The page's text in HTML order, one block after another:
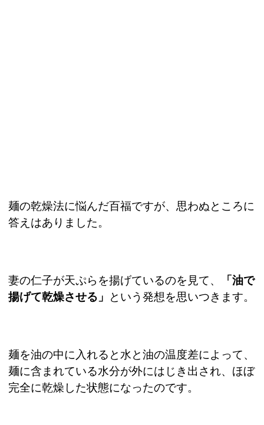
麺の乾燥法に悩んだ百福ですが、思わぬところに
答えはありました。
妻の仁子が天ぷらを揚げているのを見て、
「油で
揚げて乾燥させる」
という発想を思いつきます。
麺を油の中に入れると水と油の温度差によって、
麺に含まれている水分が外にはじき出され、ほぼ
完全に乾燥した状態になったのです。